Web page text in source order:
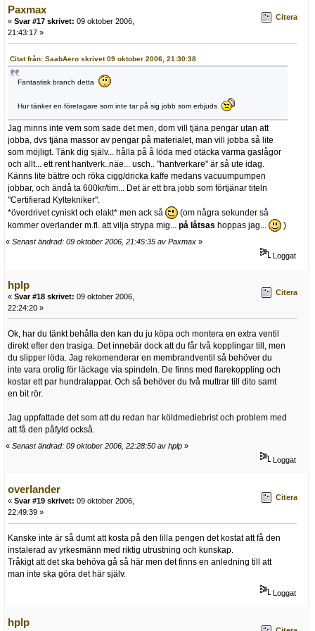
Paxmax
« Svar #17 skrivet: 09 oktober 2006,
21:43:17 »
Citera
Citat från: SaabAero skrivet 09 oktober 2006, 21:30:38
Fantastisk branch detta
Hur tänker en företagare som inte tar på sig jobb som erbjuds
Jag minns inte vem som sade det men, dom vill tjäna pengar utan att
jobba, dvs tjäna massor av pengar på materialet, man vill jobba så lite
som möjligt. Tänk dig själv... hålla på å löda med otäcka varma gaslågor
och allt... ett rent hantverk..näe... usch.. "hantverkare" är så ute idag.
Känns lite bättre och röka cigg/dricka kaffe medans vacuumpumpen
jobbar, och ändå ta 600kr/tim... Det är ett bra jobb som förtjänar titeln
"Certifierad Kyltekniker".
*överdrivet cyniskt och elakt* men ack så
(om några sekunder så
kommer overlander m.fl. att vilja strypa mig... på låtsas hoppas jag... )
« Senast ändrad: 09 oktober 2006, 21:45:35 av Paxmax »
Loggat
hplp
« Svar #18 skrivet: 09 oktober 2006,
22:24:20 »
Citera
Ok, har du tänkt behålla den kan du ju köpa och montera en extra ventil
direkt efter den trasiga. Det innebär dock att du får två kopplingar till, men
du slipper löda. Jag rekomenderar en membrandventil så behöver du
inte vara orolig för läckage via spindeln. De finns med flarekoppling och
kostar ett par hundralappar. Och så behöver du två muttrar till dito samt
en bit rör.
Jag uppfattade det som att du redan har köldmediebrist och problem med
att få den påfyld också.
« Senast ändrad: 09 oktober 2006, 22:28:50 av hplp »
Loggat
overlander
« Svar #19 skrivet: 09 oktober 2006,
22:49:39 »
Citera
Kanske inte är så dumt att kosta på den lilla pengen det kostat att få den
instalerad av yrkesmänn med riktig utrustning och kunskap.
Tråkigt att det ska behöva gå så här men det finns en anledning till att
man inte ska göra det här själv.
Loggat
hplp